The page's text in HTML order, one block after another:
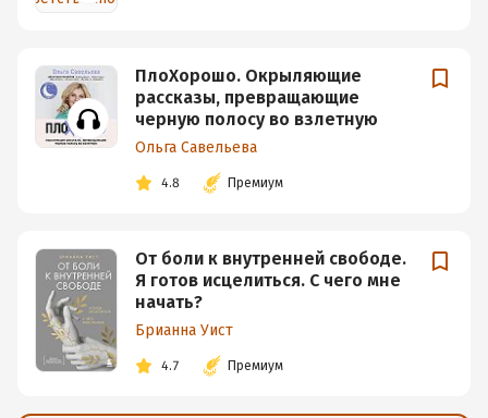
ПлоХорошо. Окрыляющие
рассказы, превращающие
черную полосу во взлетную
Ольга Савельева
4.8 Премиум
От боли к внутренней свободе.
Я готов исцелиться. С чего мне
начать?
Брианна Уист
4.7 Премиум